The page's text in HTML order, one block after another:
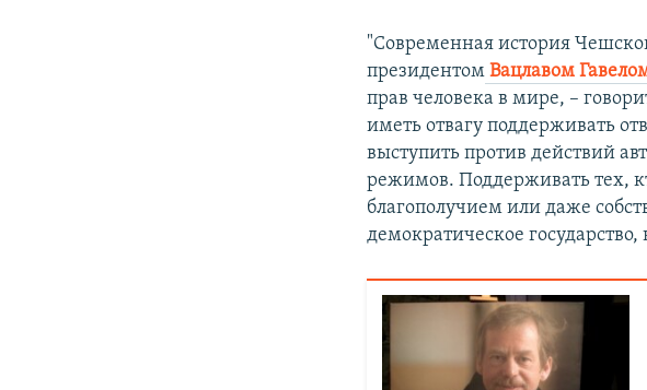
"Современная история
президентом Вацлавом
прав человека в мире, –
иметь отвагу поддерживать
выступить против действий
режимов. Поддерживать тех,
благополучием или даже
демократическое